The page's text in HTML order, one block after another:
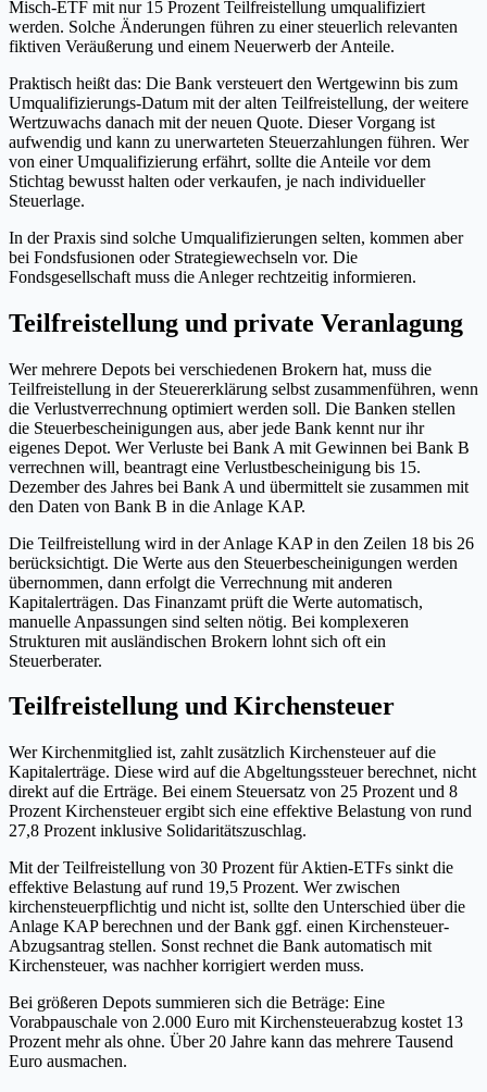
Misch-ETF mit nur 15 Prozent Teilfreistellung umqualifiziert
werden. Solche Änderungen führen zu einer steuerlich relevanten
fiktiven Veräußerung und einem Neuerwerb der Anteile.
Praktisch heißt das: Die Bank versteuert den Wertgewinn bis zum
Umqualifizierungs-Datum mit der alten Teilfreistellung, der weitere
Wertzuwachs danach mit der neuen Quote. Dieser Vorgang ist
aufwendig und kann zu unerwarteten Steuerzahlungen führen. Wer
von einer Umqualifizierung erfährt, sollte die Anteile vor dem
Stichtag bewusst halten oder verkaufen, je nach individueller
Steuerlage.
In der Praxis sind solche Umqualifizierungen selten, kommen aber
bei Fondsfusionen oder Strategiewechseln vor. Die
Fondsgesellschaft muss die Anleger rechtzeitig informieren.
Teilfreistellung und private Veranlagung
Wer mehrere Depots bei verschiedenen Brokern hat, muss die
Teilfreistellung in der Steuererklärung selbst zusammenführen, wenn
die Verlustverrechnung optimiert werden soll. Die Banken stellen
die Steuerbescheinigungen aus, aber jede Bank kennt nur ihr
eigenes Depot. Wer Verluste bei Bank A mit Gewinnen bei Bank B
verrechnen will, beantragt eine Verlustbescheinigung bis 15.
Dezember des Jahres bei Bank A und übermittelt sie zusammen mit
den Daten von Bank B in die Anlage KAP.
Die Teilfreistellung wird in der Anlage KAP in den Zeilen 18 bis 26
berücksichtigt. Die Werte aus den Steuerbescheinigungen werden
übernommen, dann erfolgt die Verrechnung mit anderen
Kapitalerträgen. Das Finanzamt prüft die Werte automatisch,
manuelle Anpassungen sind selten nötig. Bei komplexeren
Strukturen mit ausländischen Brokern lohnt sich oft ein
Steuerberater.
Teilfreistellung und Kirchensteuer
Wer Kirchenmitglied ist, zahlt zusätzlich Kirchensteuer auf die
Kapitalerträge. Diese wird auf die Abgeltungssteuer berechnet, nicht
direkt auf die Erträge. Bei einem Steuersatz von 25 Prozent und 8
Prozent Kirchensteuer ergibt sich eine effektive Belastung von rund
27,8 Prozent inklusive Solidaritätszuschlag.
Mit der Teilfreistellung von 30 Prozent für Aktien-ETFs sinkt die
effektive Belastung auf rund 19,5 Prozent. Wer zwischen
kirchensteuerpflichtig und nicht ist, sollte den Unterschied über die
Anlage KAP berechnen und der Bank ggf. einen Kirchensteuer-
Abzugsantrag stellen. Sonst rechnet die Bank automatisch mit
Kirchensteuer, was nachher korrigiert werden muss.
Bei größeren Depots summieren sich die Beträge: Eine
Vorabpauschale von 2.000 Euro mit Kirchensteuerabzug kostet 13
Prozent mehr als ohne. Über 20 Jahre kann das mehrere Tausend
Euro ausmachen.